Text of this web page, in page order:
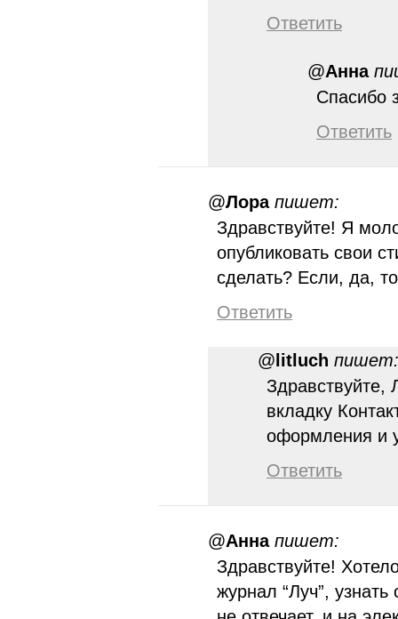
Ответить
@Анна
Спасибо
Ответить
@Лора пишет:
Здравствуйте! Я
опубликовать свои
сделать? Если, да,
Ответить
@ litluch пишет:
Здравствуйте,
вкладку
оформления и
Ответить
@Анна пишет:
Здравствуйте!
журнал “Луч”,